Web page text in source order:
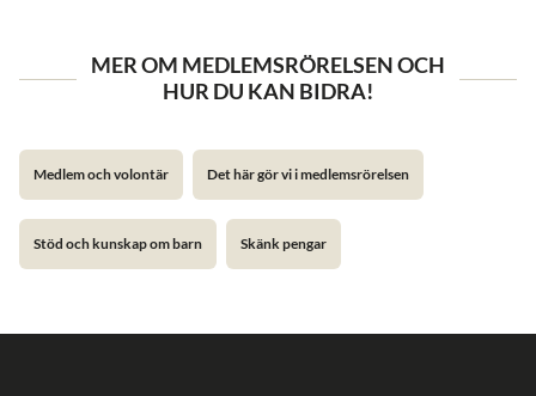
MER OM MEDLEMSRÖRELSEN OCH
HUR DU KAN BIDRA!
Medlem och volontär Det här gör vi i medlemsrörelsen
Stöd och kunskap om barn Skänk pengar